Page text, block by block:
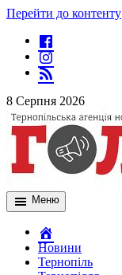
Перейти до контенту
8 Серпня 2026
Меню
Новини
Тернопіль